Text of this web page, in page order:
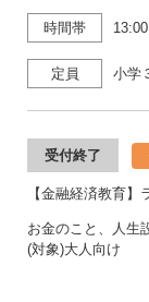
時間帯
定員 小学
受付終了
【金融経済教育
お金のこと、人生
(対象)大人向け